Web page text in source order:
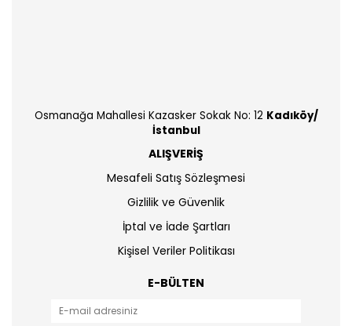
Osmanağa Mahallesi Kazasker Sokak No: 12 Kadıköy/
İstanbul
ALIŞVERİŞ
Mesafeli Satış Sözleşmesi
Gizlilik ve Güvenlik
İptal ve İade Şartları
Kişisel Veriler Politikası
E-BÜLTEN